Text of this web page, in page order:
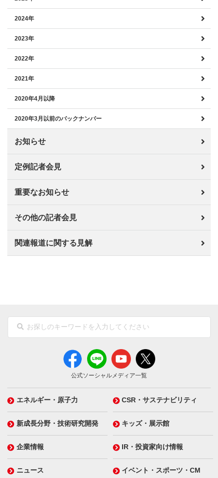
2024年
2023年
2022年
2021年
2020年4月以降
2020年3月以前のバックナンバー
お知らせ
定例記者会見
重要なお知らせ
その他の記者会見
関連報道に関する見解
公式ソーシャルメディア一覧
エネルギー・原子力 CSR・サステナビリティ
新成長分野・技術研究開発 キッズ・展示館
企業情報 IR・投資家向け情報
ニュース イベント・スポーツ・CM